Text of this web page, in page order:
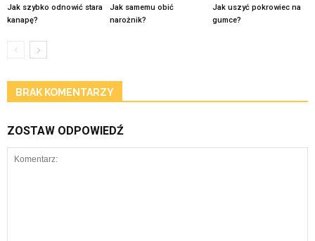
Jak szybko odnowić stara
kanapę?
Jak samemu obić
narożnik?
Jak uszyć pokrowiec na
gumce?
BRAK KOMENTARZY
ZOSTAW ODPOWIEDŹ